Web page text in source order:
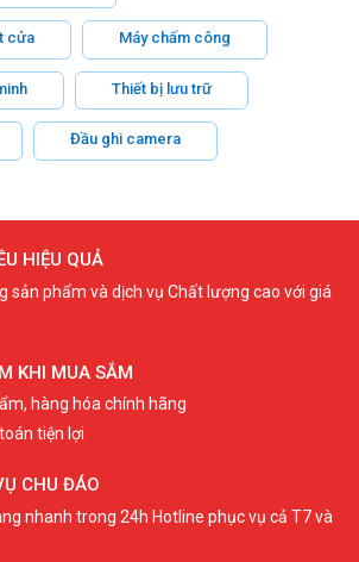
cửa Máy chấm công
Thiết bị lưu trữ
Đầu ghi camera
HIỆU QUẢ
sản phẩm và dịch vụ Chất lượng cao với giá
KHI MUA SẮM
hàng hóa chính hãng
tiện lợi
CHU ĐÁO
nhanh trong 24h Hotline phục vụ cả T7 và